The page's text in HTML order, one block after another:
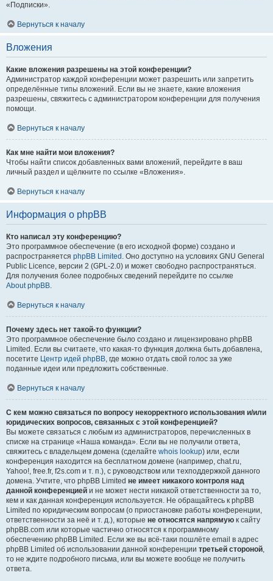
«Подписки».
Вернуться к началу
Вложения
Какие вложения разрешены на этой конференции?
Администратор каждой конференции может разрешить или запретить
определённые типы вложений. Если вы не знаете, какие вложения
разрешены, свяжитесь с администратором конференции для получения
помощи.
Вернуться к началу
Как мне найти мои вложения?
Чтобы найти список добавленных вами вложений, перейдите в ваш
личный раздел и щёлкните по ссылке «Вложения».
Вернуться к началу
Информация о phpBB
Кто написал эту конференцию?
Это программное обеспечение (в его исходной форме) создано и
распространяется phpBB Limited . Оно доступно на условиях GNU General
Public Licence, версии 2 (GPL-2.0) и может свободно распространяться.
Для получения более подробных сведений перейдите по ссылке
About phpBB.
Вернуться к началу
Почему здесь нет такой-то функции?
Это программное обеспечение было создано и лицензировано phpBB
Limited. Если вы считаете, что какая-то функция должна быть добавлена,
посетите Центр идей phpBB, где можно отдать свой голос за уже
поданные идеи или предложить собственные.
Вернуться к началу
С кем можно связаться по вопросу некорректного использования и/или
юридических вопросов, связанных с этой конференцией?
Вы можете связаться с любым из администраторов, перечисленных в
списке на странице «Наша команда». Если вы не получили ответа,
свяжитесь с владельцем домена (сделайте whois lookup) или, если
конференция находится на бесплатном домене (например, chat.ru,
Yahoo!, free.fr, f2s.com и т. п.), с руководством или техподдержкой данного
домена. Учтите, что phpBB Limited не имеет никакого контроля над
данной конференцией и не может нести никакой ответственности за то,
кем и как данная конференция используется. Не обращайтесь к phpBB
Limited по юридическим вопросам (о приостановке работы конференции,
ответственности за неё и т. д.), которые не относятся напрямую к сайту
phpBB.com или которые частично относятся к программному
обеспечению phpBB Limited. Если же вы всё-таки пошлёте email в адрес
phpBB Limited об использовании данной конференции третьей стороной,
то не ждите подробного письма, или вы можете вообще не получить
ответа.